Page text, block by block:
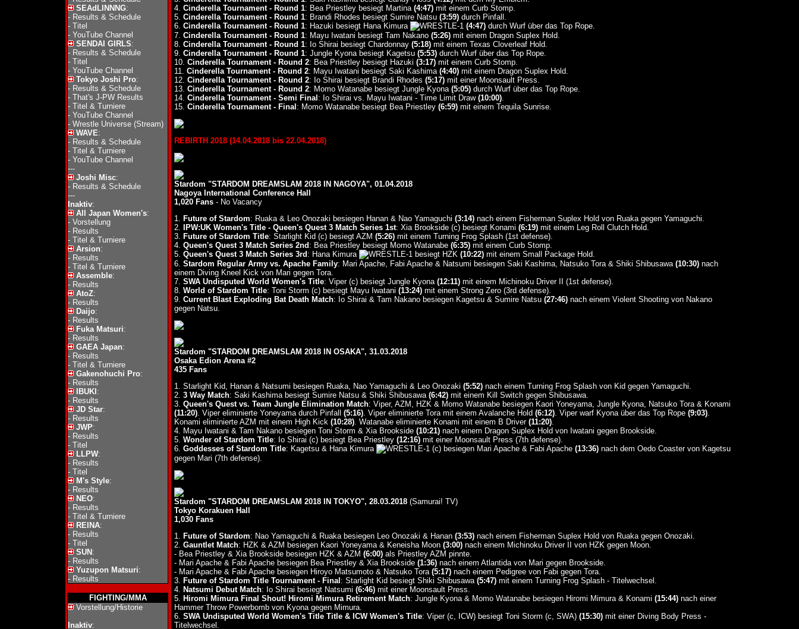
SEAdLINNNG:
- Results & Schedule
- Titel
- YouTube Channel
SENDAI GIRLS:
- Results & Schedule
- Titel
- YouTube Channel
Tokyo Joshi Pro:
- Results & Schedule
- That's J-PW Results
- Titel & Turniere
- YouTube Channel
- Wrestle Universe (Stream)
WAVE:
- Results & Schedule
- Titel & Turniere
- YouTube Channel
---
Joshi Misc:
- Results & Schedule
---
Inaktiv:
All Japan Women's:
- Vorstellung
- Results
- Titel & Turniere
Arsion:
- Results
- Titel & Turniere
Assemble:
- Results
AtoZ:
- Results
Daijo:
- Results
Fuka Matsuri:
- Results
GAEA Japan:
- Results
- Titel & Turniere
Gakenohuchi Pro:
- Results
IBUKI :
- Results
JD Star:
- Results
JWP:
- Results
- Titel
LLPW:
- Results
- Titel
M's Style:
- Results
NEO:
- Results
- Titel & Turniere
REINA:
- Results
- Titel
SUN :
- Results
Yuzupon Matsuri:
- Results
FIGHTING/MMA
Vorstellung/Historie
Inaktiv:
4. Cinderella Tournament - Round 1: Bea Priestley besiegt Martina (4:47)mit einem Curb Stomp.
5. Cinderella Tournament - Round 1: Brandi Rhodes besiegt Sumire Natsu (3:59)durch Pinfall.
6. Cinderella Tournament - Round 1: Hazuki besiegt Hana Kimura (4:47)durch Wurf über das Top Rope.
7. Cinderella Tournament - Round 1: Mayu Iwatani besiegt Tam Nakano (5:26)mit einem Dragon Suplex Hold.
8. Cinderella Tournament - Round 1: Io Shirai besiegt Chardonnay (5:18)mit einem Texas Cloverleaf Hold.
9. Cinderella Tournament - Round 1: Jungle Kyona besiegt Kagetsu (5:53)durch Wurf über das Top Rope.
10. Cinderella Tournament - Round 2: Bea Priestley besiegt Hazuki (3:17)mit einem Curb Stomp.
11. Cinderella Tournament - Round 2: Mayu Iwatani besiegt Saki Kashima (4:40)mit einem Dragon Suplex Hold.
12. Cinderella Tournament - Round 2: Io Shirai besiegt Brandi Rhodes (5:17)mit einer Moonsault Press.
13. Cinderella Tournament - Round 2: Momo Watanabe besiegt Jungle Kyona (5:05)durch Wurf über das Top Rope.
14. Cinderella Tournament - Semi Final : Io Shirai vs. Mayu Iwatani - Time Limit Draw (10:00).
15. Cinderella Tournament - Final : Momo Watanabe besiegt Bea Priestley (6:59)mit einem Tequila Sunrise.
REBIRTH 2018 (14.04.2018 bis 22.04.2018)
Stardom "STARDOM DREAMSLAM 2018 IN NAGOYA", 01.04.2018
Nagoya International Conference Hall
1,020 Fans- No Vacancy
1. Future of Stardom: Ruaka & Leo Onozaki besiegen Hanan & Nao Yamaguchi (3:14)nach einem Fisherman Suplex Hold von Ruaka gegen Yamaguchi.
2.
IPW:UK Women's Title - Queen's Quest 3 Match Series 1st: Xia Brookside (c) besiegt Konami (6:19)mit einem Leg Roll Clutch Hold.
3. Future of Stardom Title: Starlight Kid (c) besiegt AZM (5:26)mit einem Turning Frog Splash (1st defense).
4. Queen's Quest 3 Match Series 2nd : Bea Priestley besiegt Momo Watanabe (6:35)mit einem Curb Stomp.
5. Queen's Quest 3 Match Series 3rd : Hana Kimura besiegt HZK (10:22)mit einem Small Package Hold.
6. Stardom Regular Army vs. Apache Family: Mari Apache, Fabi Apache & Natsumi besiegen Saki Kashima, Natsuko Tora & Shiki Shibusawa (10:30)nach
einem Diving Kneel Kick von Mari gegen Tora.
7. SWA Undisputed World Women's Title: Viper (c) besiegt Jungle Kyona (12:11)mit einem Michinoku Driver II (1st defense).
8. World of Stardom Title: Toni Storm (c) besiegt Mayu Iwatani (13:24)mit einem Strong Zero (3rd defense).
9. Current Blast Exploding Bat Death Match: Io Shirai & Tam Nakano besiegen Kagetsu & Sumire Natsu (27:46)nach einem Violent Shooting von Nakano
gegen Natsu.
Stardom "STARDOM DREAMSLAM 2018 IN OSAKA", 31.03.2018
Osaka Edion Arena #2
435 Fans
1. Starlight Kid, Hanan & Natsumi besiegen Ruaka, Nao Yamaguchi & Leo Onozaki (5:52)nach einem Turning Frog Splash von Kid gegen Yamaguchi.
2. 3 Way Match: Saki Kashima besiegt Sumire Natsu & Shiki Shibusawa (6:42)mit einem Kill Switch gegen Shibusawa.
3. Queen's Quest vs. Team Jungle Elimination Match: Viper, AZM, HZK & Momo Watanabe besiegen Kaori Yoneyama, Jungle Kyona, Natsuko Tora & Konami
(11:20). Viper eliminierte Yoneyama durch Pinfall (5:16). Viper eliminierte Tora mit einem Avalanche Hold (6:12). Viper warf Kyona über das Top Rope (9:03).
Konami eliminierte AZM mit einem High Kick (10:28). Watanabe eliminierte Konami mit einem B Driver (11:20).
4. Mayu Iwatani & Tam Nakano besiegen Toni Storm & Xia Brookside (10:21)nach einem Dragon Suplex Hold von Iwatani gegen Brookside.
5. Wonder of Stardom Title: Io Shirai (c) besiegt Bea Priestley (12:16)mit einer Moonsault Press (7th defense).
6. Goddesses of Stardom Title: Kagetsu & Hana Kimura (c) besiegen Mari Apache & Fabi Apache (13:36)nach dem Oedo Coaster von Kagetsu
gegen Mari (7th defense).
Stardom "STARDOM DREAMSLAM 2018 IN TOKYO", 28.03.2018(Samurai! TV)
Tokyo Korakuen Hall
1,030 Fans
1. Future of Stardom: Nao Yamaguchi & Ruaka besiegen Leo Onozaki & Hanan (3:53)nach einem Fisherman Suplex Hold von Ruaka gegen Onozaki.
2. Gauntlet Match: HZK & AZM besiegen Kaori Yoneyama & Keneisha Moon (3:00)nach einem Michinoku Driver II von HZK gegen Moon.
- Bea Priestley & Xia Brookside besiegen HZK & AZM (6:00)als Priestley AZM pinnte.
- Mari Apache & Fabi Apache besiegen Bea Priestley & Xia Brookside (1:36)nach einem Atlantida von Mari gegen Brookside.
- Mari Apache & Fabi Apache besiegen Hiroyo Matsumoto & Natsuko Tora (5:17)nach einem Pedigree von Fabi gegen Tora.
3. Future of Stardom Title Tournament - Final : Starlight Kid besiegt Shiki Shibusawa (5:47)mit einem Turning Frog Splash - Titelwechsel.
4. Natsumi Debut Match: Io Shirai besiegt Natsumi (6:46)mit einer Moonsault Press.
5. Hiromi Mimura Final Shout! Hiromi Mimura Retirement Match: Jungle Kyona & Momo Watanabe besiegen Hiromi Mimura & Konami (15:44)nach einer
Hammer Throw Powerbomb von Kyona gegen Mimura.
6. SWA Undisputed World Women's Title Title & ICW Women's Title: Viper (c, ICW) besiegt Toni Storm (c, SWA) (15:30)mit einer Diving Body Press -
Titelwechsel.